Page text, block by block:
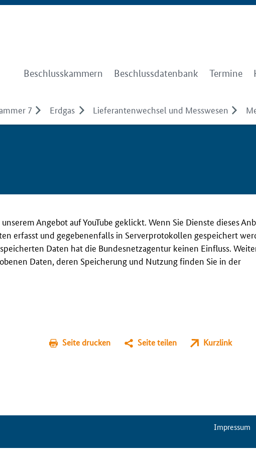
Beschlusskammern Beschlussdatenbank Termine
7 Erdgas Lieferantenwechsel und Messwesen
Angebot auf YouTube geklickt. Wenn Sie Dienste dieses
erfasst und gegebenenfalls in Serverprotokollen gespeichert
Daten hat die Bundesnetzagentur keinen Einfluss.
Daten, deren Speicherung und Nutzung finden Sie in der
Seite drucken Seite teilen Kurzlink
ServiceMenuImpressum